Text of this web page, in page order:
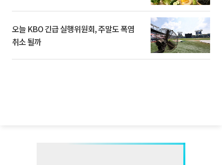
오늘 KBO 긴급 실행위원회, 주말도 폭염
취소 될까